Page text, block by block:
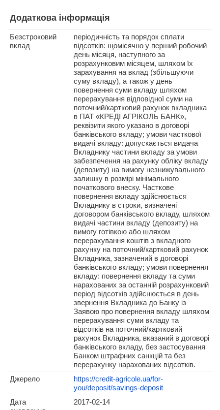
Додаткова інформація
Безстроковий
вклад
періодичність та порядок сплати
відсотків: щомісячно у перший робочий
день місяця, наступного за
розрахунковим місяцем, шляхом їх
зарахування на вклад (збільшуючи
суму вкладу), а також у день
повернення суми вкладу шляхом
перерахування відповідної суми на
поточний/картковий рахунок вкладника
в ПАТ «КРЕДІ АГРІКОЛЬ БАНК»,
реквізити якого указано в договорі
банківського вкладу; умови часткової
видачі вкладу: допускається видача
Вкладнику частини вкладу за умови
забезпечення на рахунку обліку вкладу
(депозиту) на вимогу незнижувального
залишку в розмірі мінімального
початкового внеску. Часткове
повернення вкладу здійснюється
Вкладнику в строки, визначені
договором банківського вкладу, шляхом
видачі частини вкладу (депозиту) на
вимогу готівкою або шляхом
перерахування коштів з вкладного
рахунку на поточний/картковий рахунок
Вкладника, зазначений в договорі
банківського вкладу; умови повернення
вкладу: повернення вкладу та суми
нарахованих за останній розрахунковий
період відсотків здійснюється в день
звернення Вкладника до Банку із
Заявою про повернення вкладу шляхом
перерахування суми вкладу та
відсотків на поточний/картковий
рахунок Вкладника, вказаний в договорі
банківського вкладу, без застосування
Банком штрафних санкцій та без
перерахунку нарахованих відсотків.
Джерело
https://credit-agricole.ua/for-
you/deposit/savings-deposit
Дата
2017-02-14